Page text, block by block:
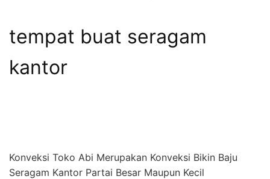
tempat buat seragam
kantor
Konveksi Toko Abi Merupakan Konveksi Bikin Baju
Seragam Kantor Partai Besar Maupun Kecil